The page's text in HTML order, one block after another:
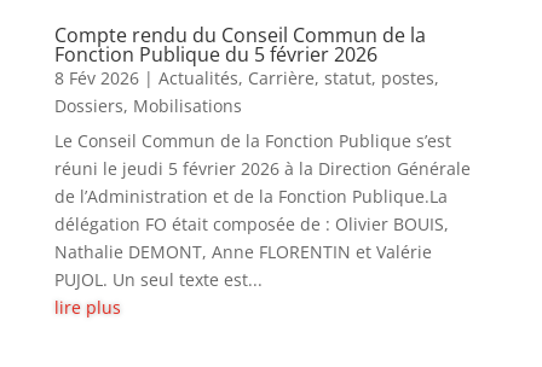
Compte rendu du Conseil Commun de la
Fonction Publique du 5 février 2026
8 Fév 2026| Actualités, Carrière, statut, postes,
Dossiers, Mobilisations
Le Conseil Commun de la Fonction Publique s’est
réuni le jeudi 5 février 2026 à la Direction Générale
de l’Administration et de la Fonction Publique.La
délégation FO était composée de : Olivier BOUIS,
Nathalie DEMONT, Anne FLORENTIN et Valérie
PUJOL. Un seul texte est...
lire plus